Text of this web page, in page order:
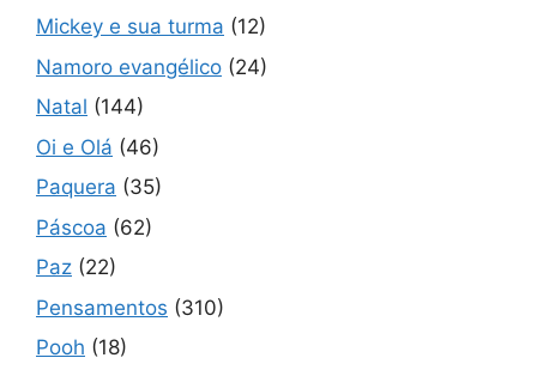
Mickey e sua turma (12)
Namoro evangélico (24)
Natal (144)
Oi e Olá (46)
Paquera (35)
Páscoa (62)
Paz (22)
Pensamentos (310)
Pooh (18)